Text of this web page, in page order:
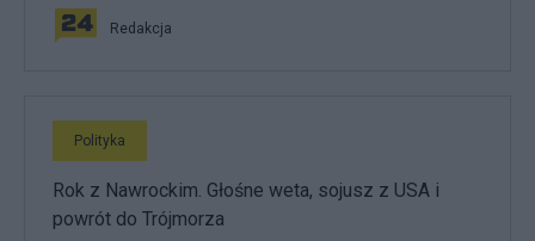
Redakcja
Polityka
Rok z Nawrockim. Głośne weta, sojusz z USA i
powrót do Trójmorza